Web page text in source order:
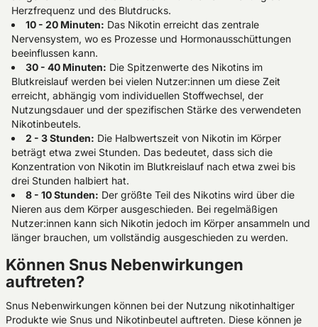
Herzfrequenz und des Blutdrucks.
10 - 20 Minuten: Das Nikotin erreicht das zentrale
Nervensystem, wo es Prozesse und Hormonausschüttungen
beeinflussen kann.
30 - 40 Minuten: Die Spitzenwerte des Nikotins im
Blutkreislauf werden bei vielen Nutzer:innen um diese Zeit
erreicht, abhängig vom individuellen Stoffwechsel, der
Nutzungsdauer und der spezifischen Stärke des verwendeten
Nikotinbeutels.
2 - 3 Stunden: Die Halbwertszeit von Nikotin im Körper
beträgt etwa zwei Stunden. Das bedeutet, dass sich die
Konzentration von Nikotin im Blutkreislauf nach etwa zwei bis
drei Stunden halbiert hat.
8 - 10 Stunden: Der größte Teil des Nikotins wird über die
Nieren aus dem Körper ausgeschieden. Bei regelmäßigen
Nutzer:innen kann sich Nikotin jedoch im Körper ansammeln und
länger brauchen, um vollständig ausgeschieden zu werden.
Können Snus Nebenwirkungen
auftreten?
Snus Nebenwirkungen können bei der Nutzung nikotinhaltiger
Produkte wie Snus und Nikotinbeutel auftreten. Diese können je